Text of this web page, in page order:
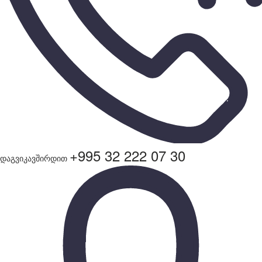
დაგვიკავშირდით +995 32 222 07 30